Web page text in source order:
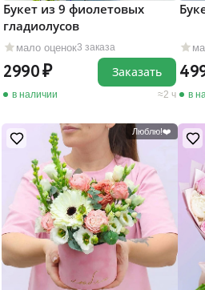
мало оценок3 заказа
Букет из 9 фиолетовых
гладиолусов
2990
в наличии 2 ч
Заказать
в
Люблю!❤️